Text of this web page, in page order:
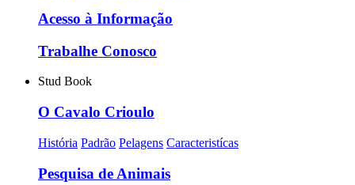
Acesso à Informação
Trabalhe Conosco
Stud Book
O Cavalo Crioulo
História Padrão Pelagens Caracteristícas
Pesquisa de Animais